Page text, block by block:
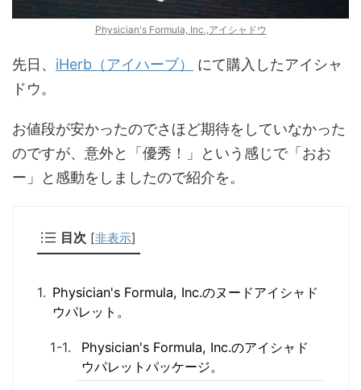
Physician's Formula, Inc.,アイシャドウ
先日、 iHerb（アイハーブ）
にて購入したアイシャ
ドウ。
お値段が安かったのでさほど期待をしていなかった
のですが、意外と「優秀！」という感じで「おお
ー」と感動をしましたので紹介を。
目次 [非表示]
Physician's Formula, Inc.のヌードアイシャド
ウパレット。
Physician's Formula, Inc.のアイシャド
ウパレットパッケージ。